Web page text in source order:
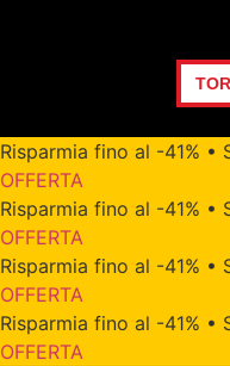
Risparmia fino al -41% •
OFFERTA
Risparmia fino al -41% •
OFFERTA
Risparmia fino al -41% •
OFFERTA
Risparmia fino al -41% •
OFFERTA